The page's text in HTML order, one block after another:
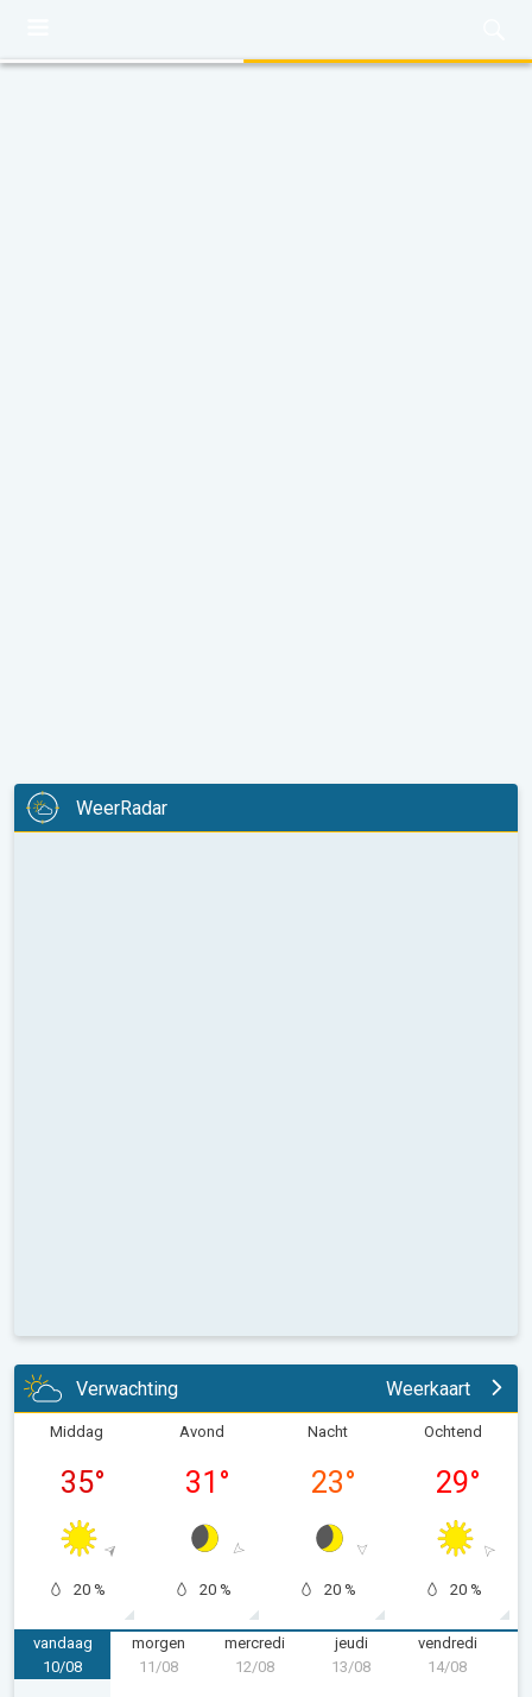
WeerRadar
Verwachting Weerkaart
Middag
35°
20 %
Avond
31 °
20 %
Nacht
23°
20 %
Ochtend
29°
20 %
vandaag
lundi 10/08
10/08
morgen
11/08
mercredi
mercredi 12/08
12/08
jeudi
13/08
vendredi
14/08